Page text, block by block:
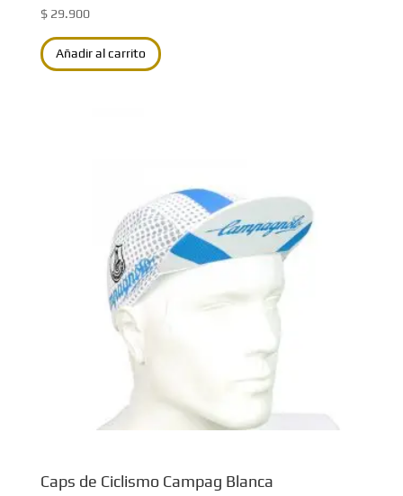
$29.900
Añadir al carrito
Caps de Ciclismo Campag Blanca